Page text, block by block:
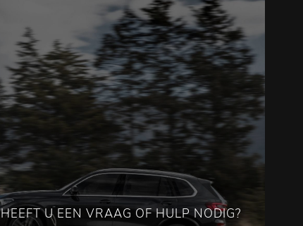
HEEFT U EEN VRAAG OF HULP NODIG?